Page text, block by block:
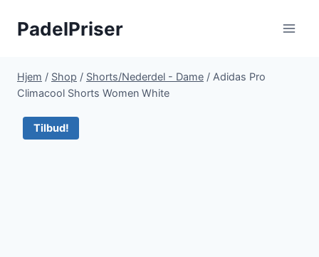
PadelPriser
Hjem / Shop / Shorts/Nederdel - Dame / Adidas Pro
Climacool Shorts Women White
Tilbud!